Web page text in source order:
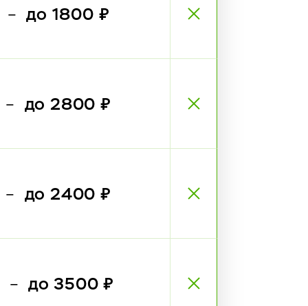
— до 1800 ₽
— до 2800 ₽
— до 2400 ₽
— до 3500 ₽